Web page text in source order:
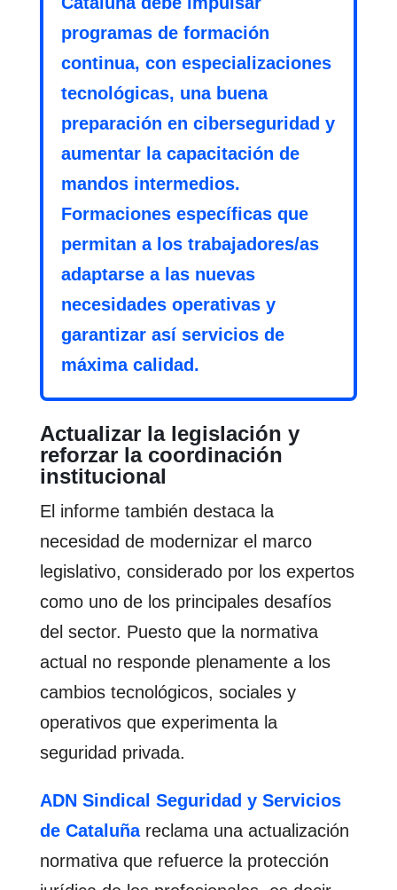
programas de formación
continua, con especializaciones
tecnológicas, una buena
preparación en ciberseguridad y
aumentar la capacitación de
mandos intermedios.
Formaciones específicas que
permitan a los trabajadores/as
adaptarse a las nuevas
necesidades operativas y
garantizar así servicios de
máxima calidad.
Actualizar la legislación y
reforzar la coordinación
institucional
El informe también destaca la
necesidad de modernizar el marco
legislativo, considerado por los expertos
como uno de los principales desafíos
del sector. Puesto que la normativa
actual no responde plenamente a los
cambios tecnológicos, sociales y
operativos que experimenta la
seguridad privada.
ADN Sindical Seguridad y Servicios
de Cataluñareclama una actualización
normativa que refuerce la protección